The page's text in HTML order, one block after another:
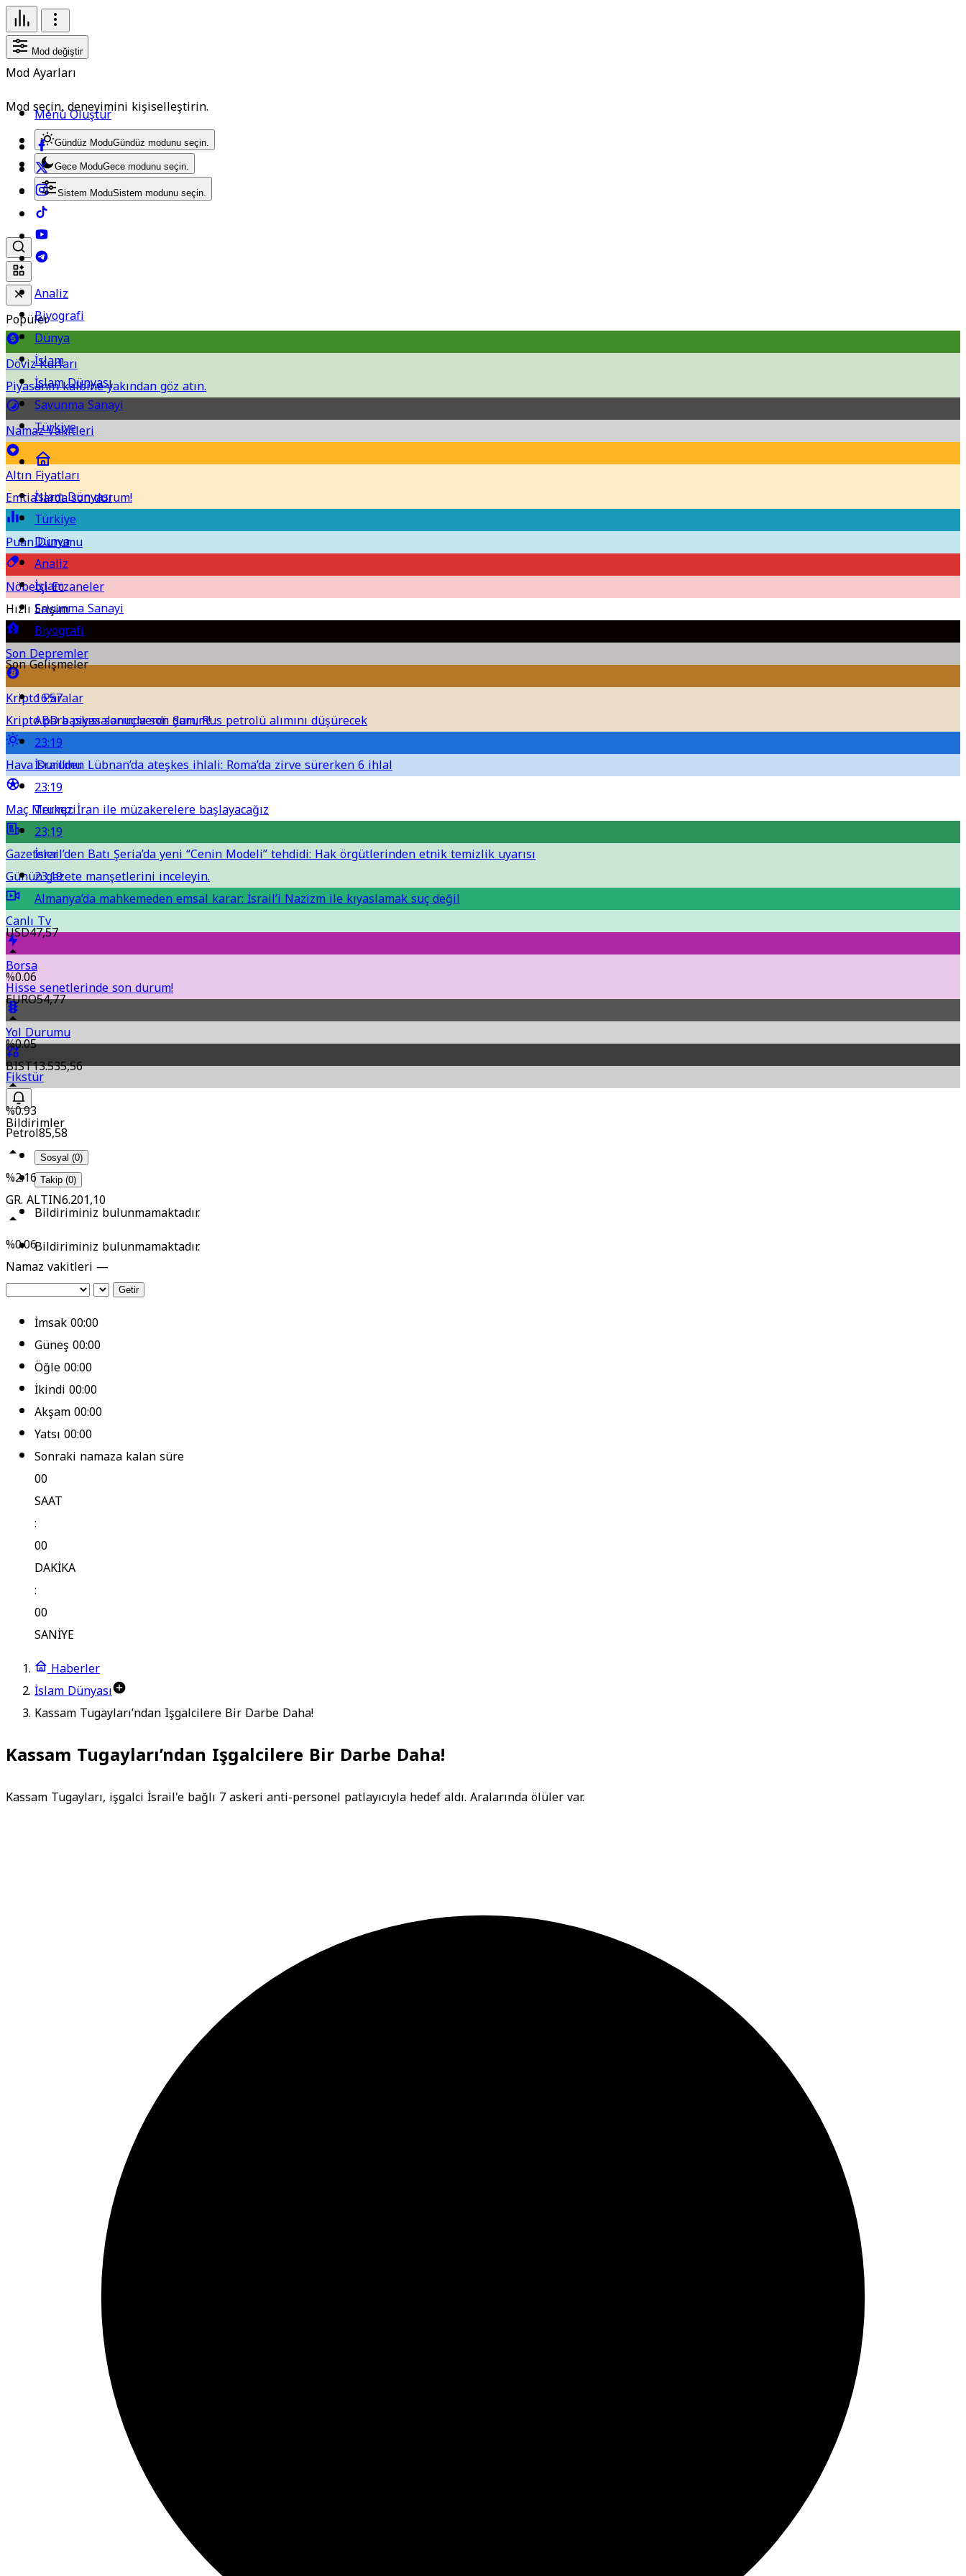
Mod değiştir
Mod Ayarları
Mod seçin, deneyimini kişiselleştirin.
Gündüz ModuGündüz modunu seçin.
Gece ModuGece modunu seçin.
Sistem ModuSistem modunu seçin.
Popüler
Döviz Kurları
Piyasanın kalbine yakından göz atın.
Namaz Vakitleri
Altın Fiyatları
Emtia'larda son durum!
Puan Durumu
Nöbetçi Eczaneler
Hızlı Erişim
Son Depremler
Kripto Paralar
Kripto para piyasalarında son durum!
Hava Durumu
Maç Merkezi
Gazeteler
Günün gazete manşetlerini inceleyin.
Canlı Tv
Borsa
Hisse senetlerinde son durum!
Yol Durumu
Fikstür
Bildirimler
Sosyal (0)
Takip (0)
Bildiriminiz bulunmamaktadır.
Bildiriminiz bulunmamaktadır.
Menü Oluştur
Analiz
Biyografi
Dünya
İslam
İslam Dünyası
Savunma Sanayi
Türkiye
İslam Dünyası
Türkiye
Dünya
Analiz
İslam
Savunma Sanayi
Biyografi
Son Gelişmeler
16:57
ABD baskısı sonuç verdi: Şam, Rus petrolü alımını düşürecek
23:19
İsrail’den Lübnan’da ateşkes ihlali: Roma’da zirve sürerken 6 ihlal
23:19
Trump: İran ile müzakerelere başlayacağız
23:19
İsrail’den Batı Şeria’da yeni “Cenin Modeli” tehdidi: Hak örgütlerinden etnik temizlik uyarısı
23:19
Almanya’da mahkemeden emsal karar: İsrail’i Nazizm ile kıyaslamak suç değil
USD47,57
%0.06
EURO54,77
%0.05
BIST13.535,56
%0.93
Petrol85,58
%2.16
GR. ALTIN6.201,10
%0.06
Namaz vakitleri —
Getir
İmsak00:00
Güneş00:00
Öğle00:00
İkindi00:00
Akşam00:00
Yatsı00:00
Sonraki namaza kalan süre
00
SAAT
:
00
DAKİKA
:
00
SANİYE
Haberler
İslam Dünyası
Kassam Tugayları’ndan Işgalcilere Bir Darbe Daha!
Kassam Tugayları’ndan Işgalcilere Bir Darbe Daha!
Kassam Tugayları, işgalci İsrail'e bağlı 7 askeri anti-personel patlayıcıyla hedef aldı. Aralarında ölüler var.